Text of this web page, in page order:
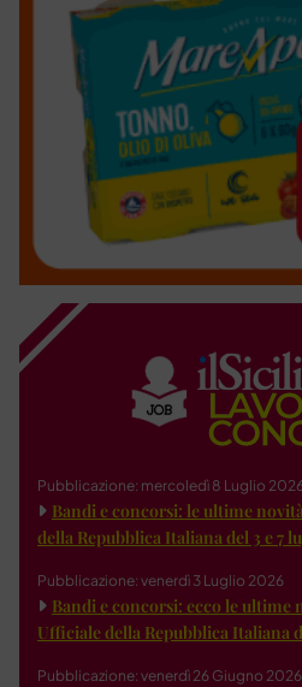
Pubblicazione: mercoledì 8 Luglio
Bandi e concorsi: le ultime
della Repubblica Italiana del 3 e 7
Pubblicazione: venerdì 3 Luglio 2026
Bandi e concorsi: ecco le ultime
Ufficiale della Repubblica Italiana
Pubblicazione: venerdì 26 Giugno 2026